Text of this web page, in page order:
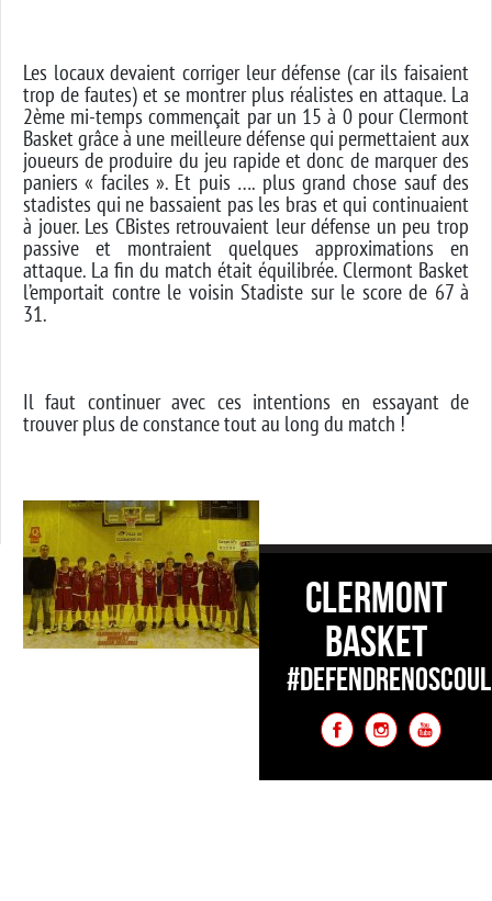
Les locaux devaient corriger leur défense (car ils faisaient
trop de fautes) et se montrer plus réalistes en attaque. La
2ème mi-temps commençait par un 15 à 0 pour Clermont
Basket grâce à une meilleure défense qui permettaient aux
joueurs de produire du jeu rapide et donc de marquer des
paniers « faciles ». Et puis …. plus grand chose sauf des
stadistes qui ne bassaient pas les bras et qui continuaient
à jouer. Les CBistes retrouvaient leur défense un peu trop
passive et montraient quelques approximations en
attaque. La fin du match était équilibrée. Clermont Basket
l’emportait contre le voisin Stadiste sur le score de 67 à
31.
Il faut continuer avec ces intentions en essayant de
trouver plus de constance tout au long du match !
CLERMONT
BASKET